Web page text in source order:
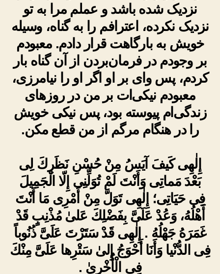
نزدیک شده باشد و عملم مرا به تو
نزدیک نکرده، اعترافم را به گناه، وسیله
خویش به بارگاهت قرار دادم. معبودم
بر وجودم در فرمان‌بردن از آن گناه بار
کردم، پس وای بر او اگر او را نیامرزی،
معبودم نیکی‌ات بر من در روزهای
زندگی‌ام پیوسته بود، پس نیکی خویش
را در هنگام مرگم از من قطع مکن.
إِلٰهِى كَيفَ آيَسُ مِنْ حُسْنِ نَظَرِكَ لِى
بَعْدَ مَماتِى وَأَنْتَ لَمْ تُوَلِّنِى إِلّا الْجَمِيلَ
فِى حَيَاتِى؛ إِلٰهِى تَوَلَّ مِنْ أَمْرِى مَا أَنْتَ
أَهْلُهُ، وَعُدْ عَلَىَّ بِفَضْلِكَ عَلىٰ مُذْنِبٍ قَدْ
غَمَرَهُ جَهْلُهُ . إِلٰهِى قَدْ سَتَرْتَ عَلَىَّ ذُنُوباً
فِى الدُّنْيا وَأَنَا أَحْوَجُ إِلىٰ سَتْرِها عَلَىَّ مِنْكَ
فِى الْأُخْرىٰ .